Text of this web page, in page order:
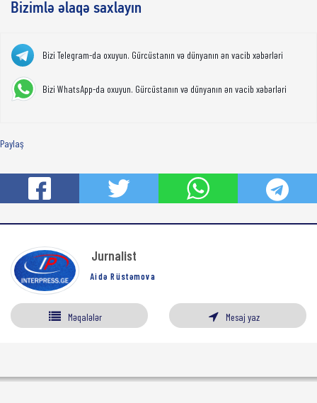
Bizimlə əlaqə saxlayın
Bizi Telegram-da oxuyun. Gürcüstanın və dünyanın ən vacib xəbərləri
Bizi WhatsApp-da oxuyun. Gürcüstanın və dünyanın ən vacib xəbərləri
Paylaş
Jurnalist
Aidə Rüstəmova
Məqalələr Mesaj yaz